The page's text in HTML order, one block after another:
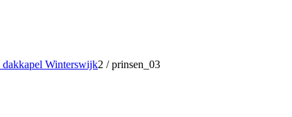
dakkapel Winterswijk2 / prinsen_03